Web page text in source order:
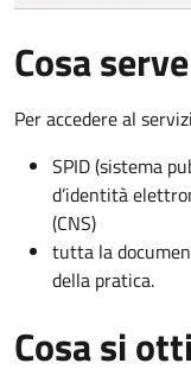
Cosa serve
Per accedere al
SPID (sistema
d’identità
(CNS)
tutta la
della pratica.
Cosa si